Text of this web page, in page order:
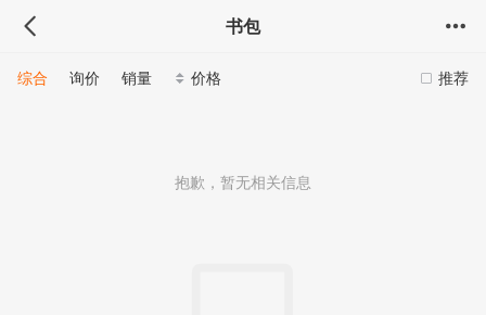
书包
推荐
综合 询价 销量 价格
抱歉，暂无相关信息